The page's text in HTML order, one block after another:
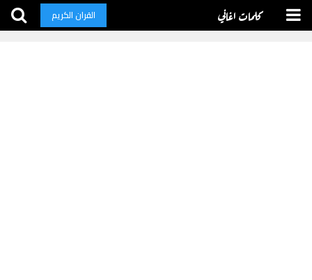
كلمات اغاني القران الكريم